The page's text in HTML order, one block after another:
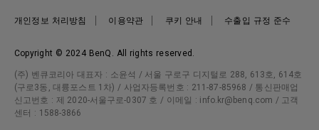
Copyright © 2024 BenQ. All rights reserved.
개인정보 처리방침 이용약관 쿠키 안내 수출입 규정 준수
(주) 벤큐코리아 대표자 : 소윤석 / 서울 구로구 디지털로 288, 613호, 614호
(구로3동, 대륭포스트 1차) / 사업자등록번호 : 211-87-85968 / 통신판매업
신고번호 : 제 2020-서울구로-0307 호 / 이메일 : info.kr@benq.com / 고객
센터 : 1588-3866